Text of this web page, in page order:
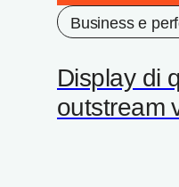
Business e
Display di
outstream